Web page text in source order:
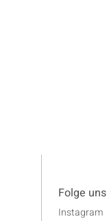
Folge uns
Instagram